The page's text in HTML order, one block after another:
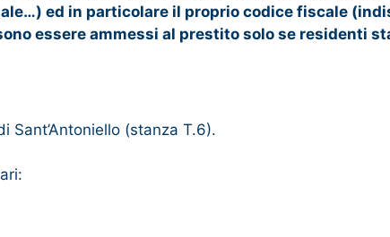
ed in particolare il proprio codice fiscale
essere ammessi al prestito solo se residenti
Sant’Antoniello (stanza T.6).